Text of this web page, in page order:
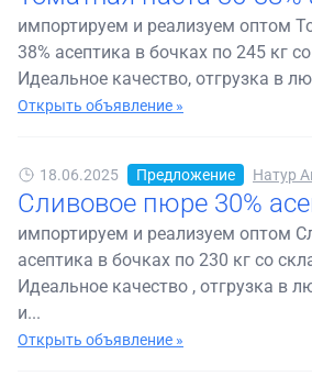
импортируем и реализуем оптом
38% асептика в бочках по 245 кг
Идеальное качество, отгрузка в
Открыть объявление »
18.06.2025 Предложение Натур
Сливовое пюре 30%
импортируем и реализуем оптом
асептика в бочках по 230 кг со
Идеальное качество , отгрузка в
и...
Открыть объявление »